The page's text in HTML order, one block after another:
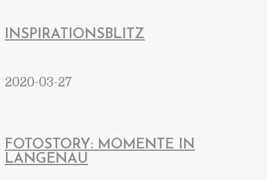
INSPIRATIONSBLITZ
2020-03-27
FOTOSTORY: MOMENTE IN
LANGENAU